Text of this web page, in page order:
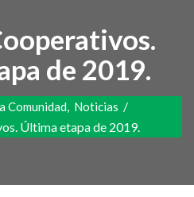
de 2019.
Comunidad, Noticias /
Última etapa de 2019.